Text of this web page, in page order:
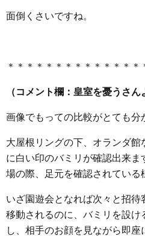
面倒くさいですね。
＊＊＊＊＊＊＊＊＊＊＊＊＊＊
（コメント欄：皇室を憂うさん
画像でもっての比較がとても分
大屋根リングの下、オランダ
に白い印のバミリが確認出来
場の際、足元を確認されている
いざ園遊会となれば次々と招
移動されるのに、バミリを設け
し、相手のお顔を見ながら即